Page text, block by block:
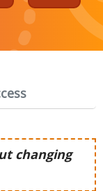
changing